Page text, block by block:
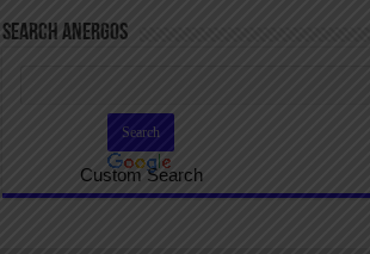
SEARCH ANERGOS
Custom Search